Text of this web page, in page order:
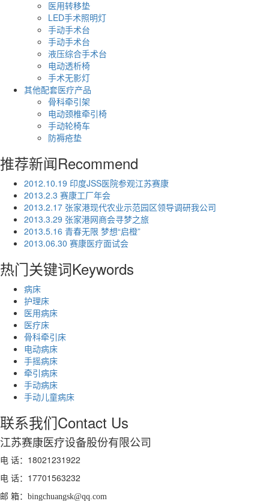
医用转移垫
LED手术照明灯
手动手术台
手动手术台
液压综合手术台
电动透析椅
手术无影灯
其他配套医疗产品
骨科牵引架
电动颈椎牵引椅
手动轮椅车
防褥疮垫
推荐新闻Recommend
2012.10.19 印度JSS医院参观江苏赛康
2013.2.3 赛康工厂年会
2013.2.17 张家港现代农业示范园区领导调研我公司
2013.3.29 张家港网商会寻梦之旅
2013.5.16 青春无限 梦想“启橙”
2013.06.30 赛康医疗面试会
热门关键词Keywords
病床
护理床
医用病床
医疗床
骨科牵引床
电动病床
手摇病床
牵引病床
手动病床
手动儿童病床
联系我们Contact Us
江苏赛康医疗设备股份有限公司
电 话：18021231922
电 话： 17701563232
邮 箱： bingchuangsk@qq.com